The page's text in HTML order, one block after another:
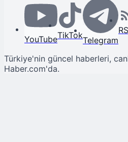
YouTubeTikTokTelegram
Türkiye'nin güncel haberleri,
Haber.com'da.